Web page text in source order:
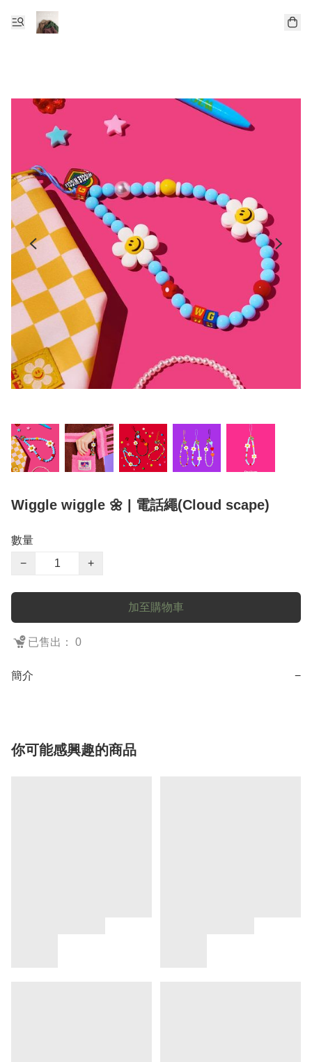
Wiggle wiggle 🌼 | 電話繩(Cloud scape)
數量
−
+
加至購物車
已售出： 0
簡介 −
你可能感興趣的商品